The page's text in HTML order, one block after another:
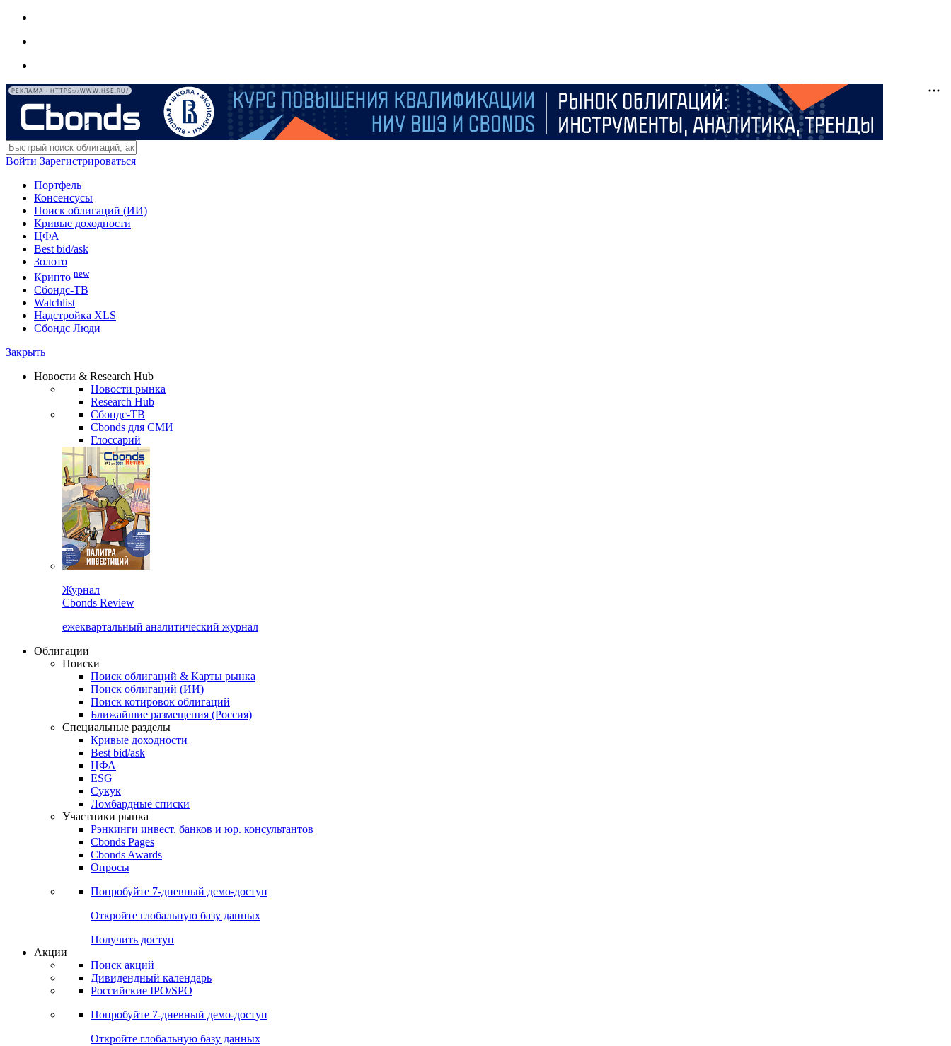
РЕКЛАМА • HTTPS://WWW.HSE.RU/
Войти Зарегистрироваться
Портфель
Консенсусы
Поиск облигаций (ИИ)
Кривые доходности
ЦФА
Best bid/ask
Золото
Крипто new
Сбондс-ТВ
Watchlist
Надстройка XLS
Сбондс Люди
Закрыть
Новости & Research Hub
Новости рынка
Research Hub
Сбондс-ТВ
Cbonds для СМИ
Глоссарий
Журнал
Cbonds Review
ежеквартальный аналитический журнал
Облигации
Поиски
Поиск облигаций & Карты рынка
Поиск облигаций (ИИ)
Поиск котировок облигаций
Ближайшие размещения (Россия)
Специальные разделы
Кривые доходности
Best bid/ask
ЦФА
ESG
Сукук
Ломбардные списки
Участники рынка
Рэнкинги инвест. банков и юр. консультантов
Cbonds Pages
Cbonds Awards
Опросы
Попробуйте 7-дневный демо-доступ
Откройте глобальную базу данных
Получить доступ
Акции
Поиск акций
Дивидендный календарь
Российские IPO/SPO
Попробуйте 7-дневный демо-доступ
Откройте глобальную базу данных